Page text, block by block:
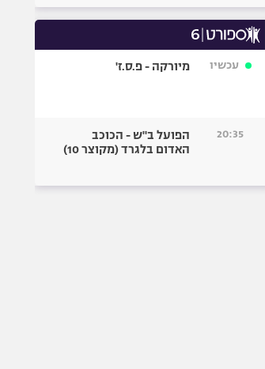
עכשיו מיורקה - פ.ס.ז'
20:35
הפועל ב"ש - הכוכב
האדום בלגרד (מקוצר 10)